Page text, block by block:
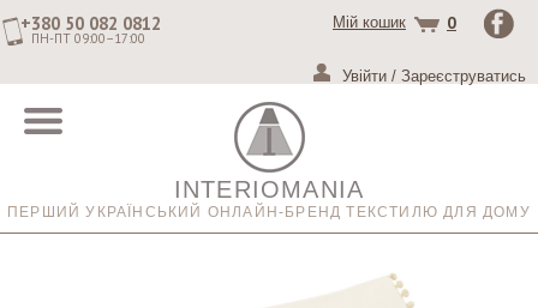
+380 50 082 0812
ПН-ПТ 09:00–17:00
Мій кошик 0
Увійти / Зареєструватись
INTERIOMANIA
ПЕРШИЙ УКРАЇНСЬКИЙ ОНЛАЙН-БРЕНД ТЕКСТИЛЮ ДЛЯ ДОМУ